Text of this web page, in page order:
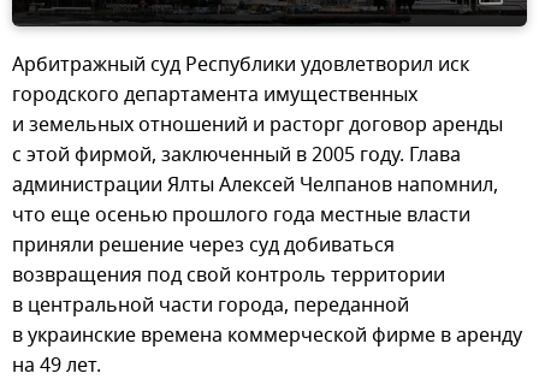
Арбитражный суд Республики удовлетворил иск
городского департамента имущественных
и земельных отношений и расторг договор аренды
с этой фирмой, заключенный в 2005 году. Глава
администрации Ялты Алексей Челпанов напомнил,
что еще осенью прошлого года местные власти
приняли решение через суд добиваться
возвращения под свой контроль территории
в центральной части города, переданной
в украинские времена коммерческой фирме в аренду
на 49 лет.